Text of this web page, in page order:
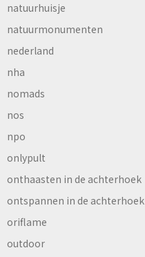
natuurhuisje
natuurmonumenten
nederland
nha
nomads
nos
npo
onlypult
onthaasten in de achterhoek
ontspannen in de achterhoek
oriflame
outdoor